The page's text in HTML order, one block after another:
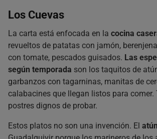
Los Cuevas
La carta está enfocada en la cocina
revueltos de patatas con jamón,
con tomate, pescados guisados. Las
según temporada son los taquitos de
garbanzos con tagarninas, manitas de
calabacines que llegan listos para comer.
postres dignos de probar.
Estos platos no son una invención. El atún